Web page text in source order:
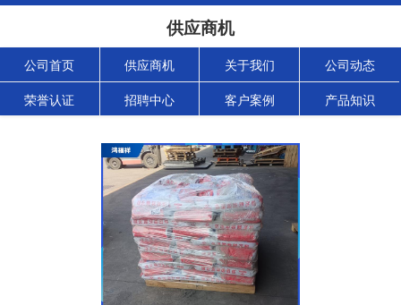
供应商机
公司首页 供应商机 关于我们 公司动态
荣誉认证 招聘中心 客户案例 产品知识